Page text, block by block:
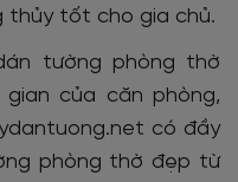
thủy tốt cho gia chủ.
tường phòng thờ
của căn phòng,
có đầy
phòng thờ đẹp từ